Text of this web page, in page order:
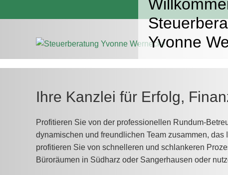
Inhalt
Yvonne
Ihre Kanzlei für Erfolg,
Profitieren Sie von der professionellen Rundum-
dynamischen und freundlichen Team zusammen,
profitieren Sie von schnelleren und schlankeren
Büroräumen in Südharz oder Sangerhausen oder